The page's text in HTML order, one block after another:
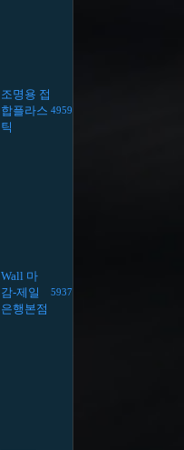
조명용 접
합플라스
틱
4959
Wall 마
감-제일
은행본점
5937